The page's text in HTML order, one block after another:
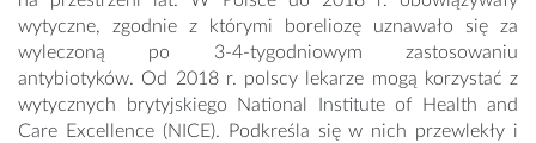
wytyczne, zgodnie z którymi boreliozę uznawało się za
wyleczoną po 3-4-tygodniowym zastosowaniu
antybiotyków. Od 2018 r. polscy lekarze mogą korzystać z
wytycznych brytyjskiego National Institute of Health and
Care Excellence (NICE). Podkreśla się w nich przewlekły i